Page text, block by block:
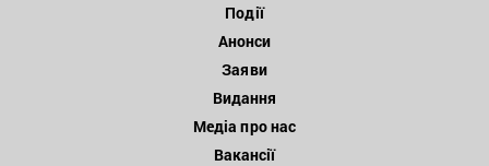
Події
Анонси
Заяви
Видання
Медіа про нас
Вакансії